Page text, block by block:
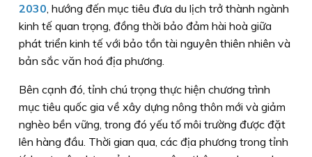
2030 , hướng đến mục tiêu đưa du lịch trở thành ngành
kinh tế quan trọng, đồng thời bảo đảm hài hoà giữa
phát triển kinh tế với bảo tồn tài nguyên thiên nhiên và
bản sắc văn hoá địa phương.
Bên cạnh đó, tỉnh chú trọng thực hiện chương trình
mục tiêu quốc gia về xây dựng nông thôn mới và giảm
nghèo bền vững, trong đó yếu tố môi trường được đặt
lên hàng đầu. Thời gian qua, các địa phương trong tỉnh